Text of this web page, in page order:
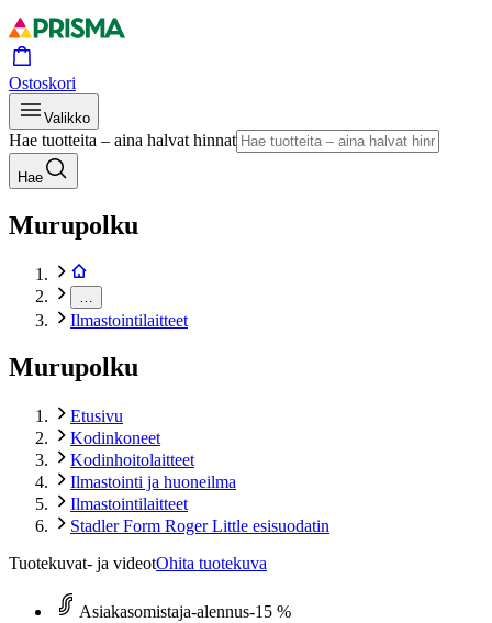
Ostoskori
Valikko
Hae tuotteita – aina halvat hinnat
Hae
Murupolku
Ilmastointilaitteet
Murupolku
Etusivu
Kodinkoneet
Kodinhoitolaitteet
Ilmastointi ja huoneilma
Ilmastointilaitteet
Stadler Form Roger Little esisuodatin
Tuotekuvat- ja videotOhita tuotekuva
Asiakasomistaja-alennus-15 %